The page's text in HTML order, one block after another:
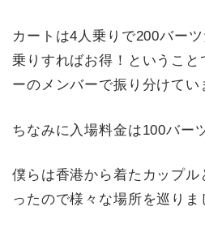
カートは4人乗りで200バー
乗りすればお得！というこ
ーのメンバーで振り分けてい
ちなみに入場料金は100バー
僕らは香港から着たカップル
ったので様々な場所を巡りま